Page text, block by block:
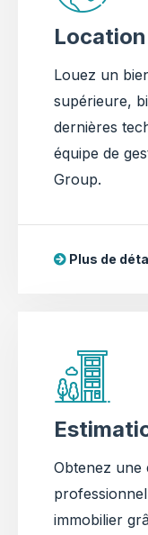
Location
Louez un
supérieure,
dernières
équipe de
Group.
Plus de
Obtenez une
immobilier